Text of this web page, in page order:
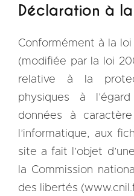
Déclaration à la
Conformément à la
(modifiée par la loi
relative à la
physiques à
données à
l’informatique, aux
site a fait l’objet
la Commission
des libertés